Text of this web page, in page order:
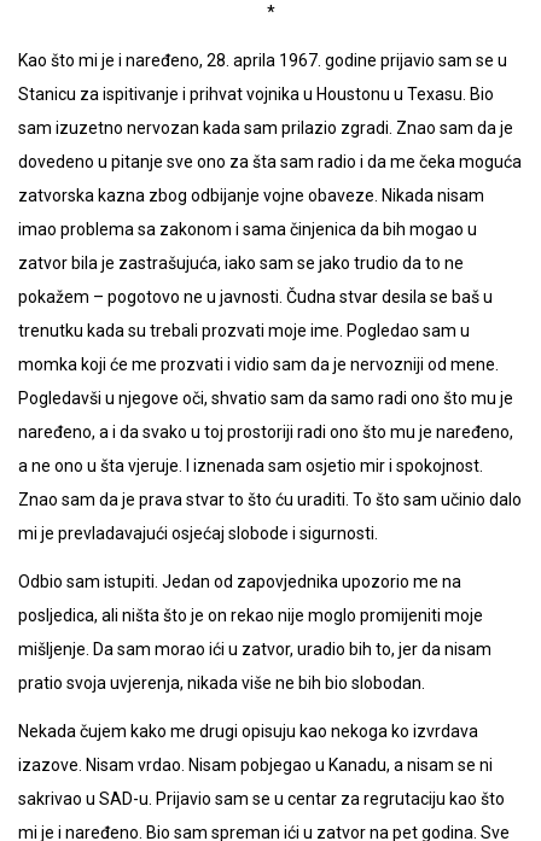
*
Kao što mi je i naređeno, 28. aprila 1967. godine prijavio sam se u
Stanicu za ispitivanje i prihvat vojnika u Houstonu u Texasu. Bio
sam izuzetno nervozan kada sam prilazio zgradi. Znao sam da je
dovedeno u pitanje sve ono za šta sam radio i da me čeka moguća
zatvorska kazna zbog odbijanje vojne obaveze. Nikada nisam
imao problema sa zakonom i sama činjenica da bih mogao u
zatvor bila je zastrašujuća, iako sam se jako trudio da to ne
pokažem – pogotovo ne u javnosti. Čudna stvar desila se baš u
trenutku kada su trebali prozvati moje ime. Pogledao sam u
momka koji će me prozvati i vidio sam da je nervozniji od mene.
Pogledavši u njegove oči, shvatio sam da samo radi ono što mu je
naređeno, a i da svako u toj prostoriji radi ono što mu je naređeno,
a ne ono u šta vjeruje. I iznenada sam osjetio mir i spokojnost.
Znao sam da je prava stvar to što ću uraditi. To što sam učinio dalo
mi je prevladavajući osjećaj slobode i sigurnosti.
Odbio sam istupiti. Jedan od zapovjednika upozorio me na
posljedica, ali ništa što je on rekao nije moglo promijeniti moje
mišljenje. Da sam morao ići u zatvor, uradio bih to, jer da nisam
pratio svoja uvjerenja, nikada više ne bih bio slobodan.
Nekada čujem kako me drugi opisuju kao nekoga ko izvrdava
izazove. Nisam vrdao. Nisam pobjegao u Kanadu, a nisam se ni
sakrivao u SAD-u. Prijavio sam se u centar za regrutaciju kao što
mi je i naređeno. Bio sam spreman ići u zatvor na pet godina. Sve